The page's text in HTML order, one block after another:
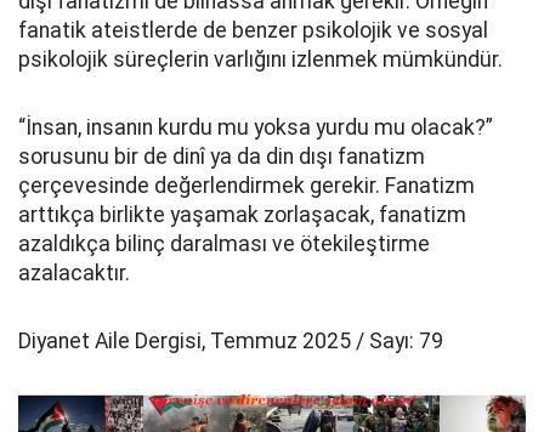
fanatik ateistlerde de benzer psikolojik ve sosyal
psikolojik süreçlerin varlığını izlenmek mümkündür.
“İnsan, insanın kurdu mu yoksa yurdu mu olacak?”
sorusunu bir de dinî ya da din dışı fanatizm
çerçevesinde değerlendirmek gerekir. Fanatizm
arttıkça birlikte yaşamak zorlaşacak, fanatizm
azaldıkça bilinç daralması ve ötekileştirme
azalacaktır.
Diyanet Aile Dergisi, Temmuz 2025 / Sayı: 79